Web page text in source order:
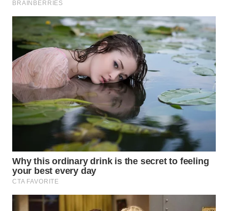
WN
SOLO
WN
BOROBUDUR
WN
MADURA
WN
WN
NATUNA
WN
BINTAN